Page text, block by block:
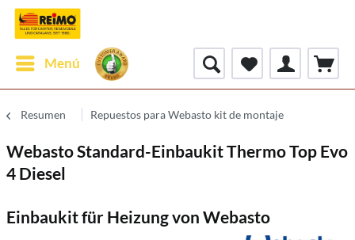
Menú
Resumen Repuestos para Webasto kit de montaje
Webasto Standard-Einbaukit Thermo Top Evo
4 Diesel
Einbaukit für Heizung von Webasto